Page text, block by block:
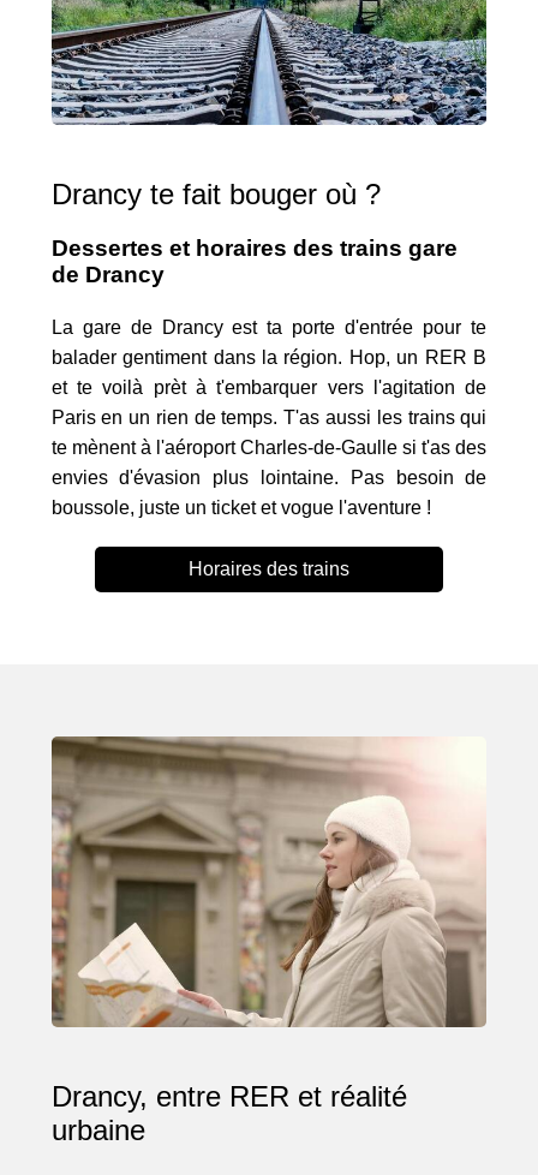
Drancy te fait bouger où ?
Dessertes et horaires des trains gare
de Drancy
La gare de Drancy est ta porte d'entrée pour te
balader gentiment dans la région. Hop, un RER B
et te voilà prèt à t'embarquer vers l'agitation de
Paris en un rien de temps. T'as aussi les trains qui
te mènent à l'aéroport Charles-de-Gaulle si t'as des
envies d'évasion plus lointaine. Pas besoin de
boussole, juste un ticket et vogue l'aventure !
Horaires des trains
Drancy, entre RER et réalité
urbaine